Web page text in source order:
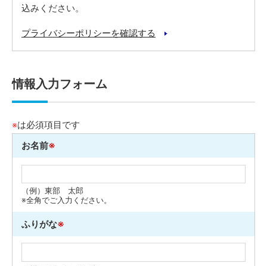
込みください。
プライバシーポリシーを確認する
情報入力フォーム
※は必須項目です
お名前※
（例）東部 太郎
※全角でご入力ください。
ふりがな※